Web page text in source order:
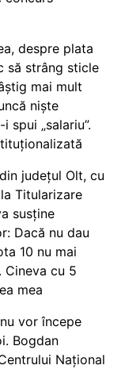
despre plata
să strâng sticle
mai mult
niște
spui „salariu”.
județul Olt, cu
Titularizare
susține
Dacă nu dau
10 nu mai
Cineva cu 5
mea
vor începe
Bogdan
Național